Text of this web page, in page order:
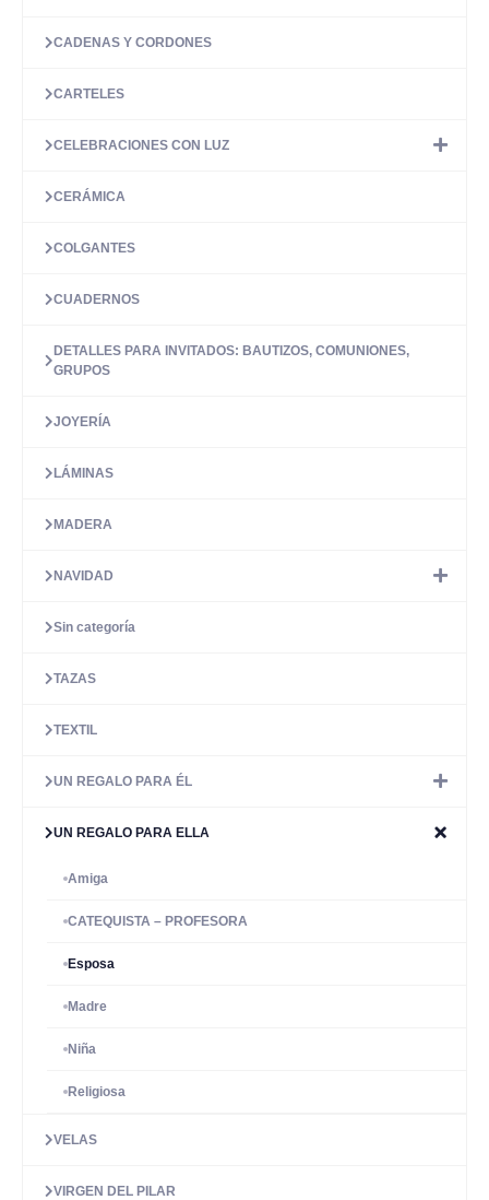
CADENAS Y CORDONES
CARTELES
CELEBRACIONES CON LUZ
CERÁMICA
COLGANTES
CUADERNOS
DETALLES PARA INVITADOS: BAUTIZOS, COMUNIONES,
GRUPOS
JOYERÍA
LÁMINAS
MADERA
NAVIDAD
Sin categoría
TAZAS
TEXTIL
UN REGALO PARA ÉL
UN REGALO PARA ELLA
Amiga
CATEQUISTA – PROFESORA
Esposa
Madre
Niña
Religiosa
VELAS
VIRGEN DEL PILAR